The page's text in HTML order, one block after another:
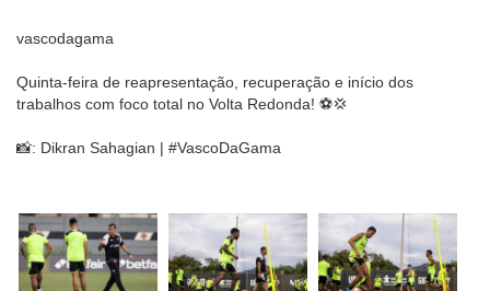
vascodagama
Quinta-feira de reapresentação, recuperação e início dos
trabalhos com foco total no Volta Redonda! ⚽💢
📸: Dikran Sahagian | #VascoDaGama